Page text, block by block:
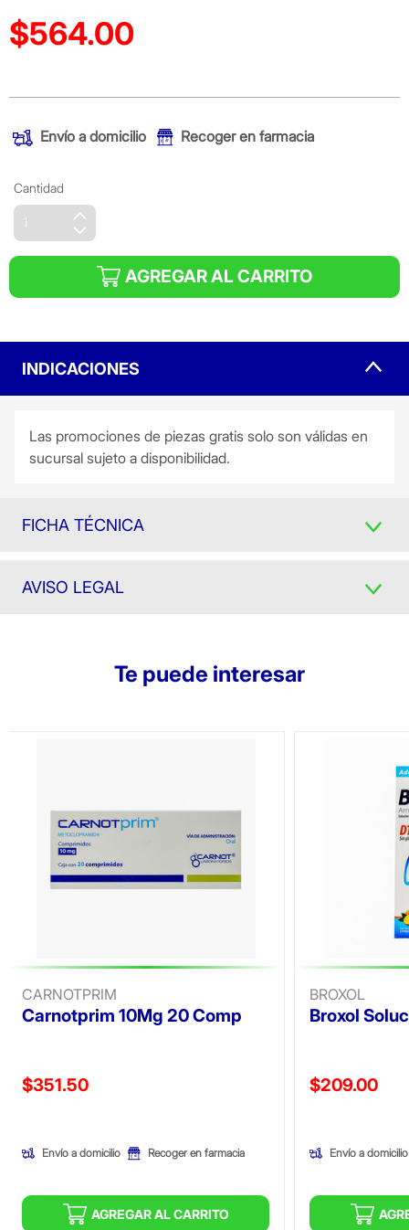
Precio reducido de
$564.00
Envío a domicilio Recoger en farmacia
Cantidad
AGREGAR AL CARRITO
INDICACIONES
Las promociones de piezas gratis solo son válidas en
sucursal sujeto a disponibilidad.
FICHA TÉCNICA
AVISO LEGAL
Te puede interesar
CARNOTPRIM
Carnotprim 10Mg 20 Comp
Precio reducido de
$351.50
Envío a domicilio Recoger en farmacia
AGREGAR AL CARRITO
BROXOL
Broxol
Precio
$209.00
Envío a domicilio